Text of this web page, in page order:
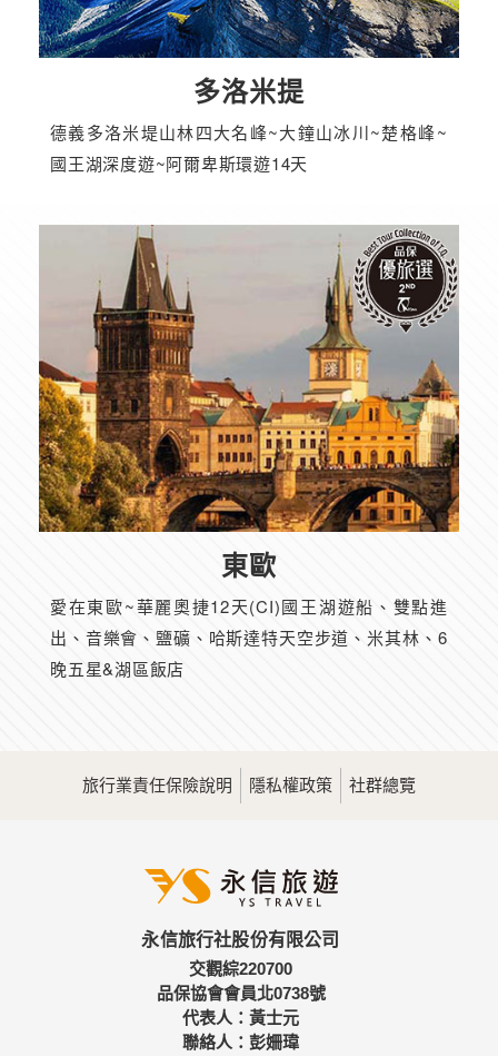
多洛米提
德義多洛米堤山林四大名峰~大鐘山冰川~楚格峰~
國王湖深度遊~阿爾卑斯環遊14天
東歐
愛在東歐~華麗奧捷12天(CI)國王湖遊船、雙點進
出、音樂會、鹽礦、哈斯達特天空步道、米其林、6
晚五星&湖區飯店
旅行業責任保險說明 隱私權政策 社群總覽
永信旅行社股份有限公司
交觀綜220700
品保協會會員北0738號
代表人：黃士元
聯絡人：彭姍瑋